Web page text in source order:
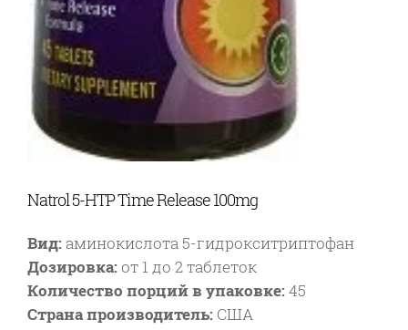
Natrol 5-HTP Time Release 100mg
Вид: аминокислота 5-гидрокситриптофан
Дозировка:от 1 до 2 таблеток
Количество порций в упаковке:45
Страна производитель: США